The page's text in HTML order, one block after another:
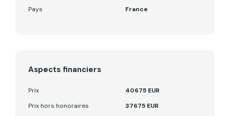
Pays France
Aspects financiers
Prix
40675 EUR
Prix hors honoraires
37675 EUR